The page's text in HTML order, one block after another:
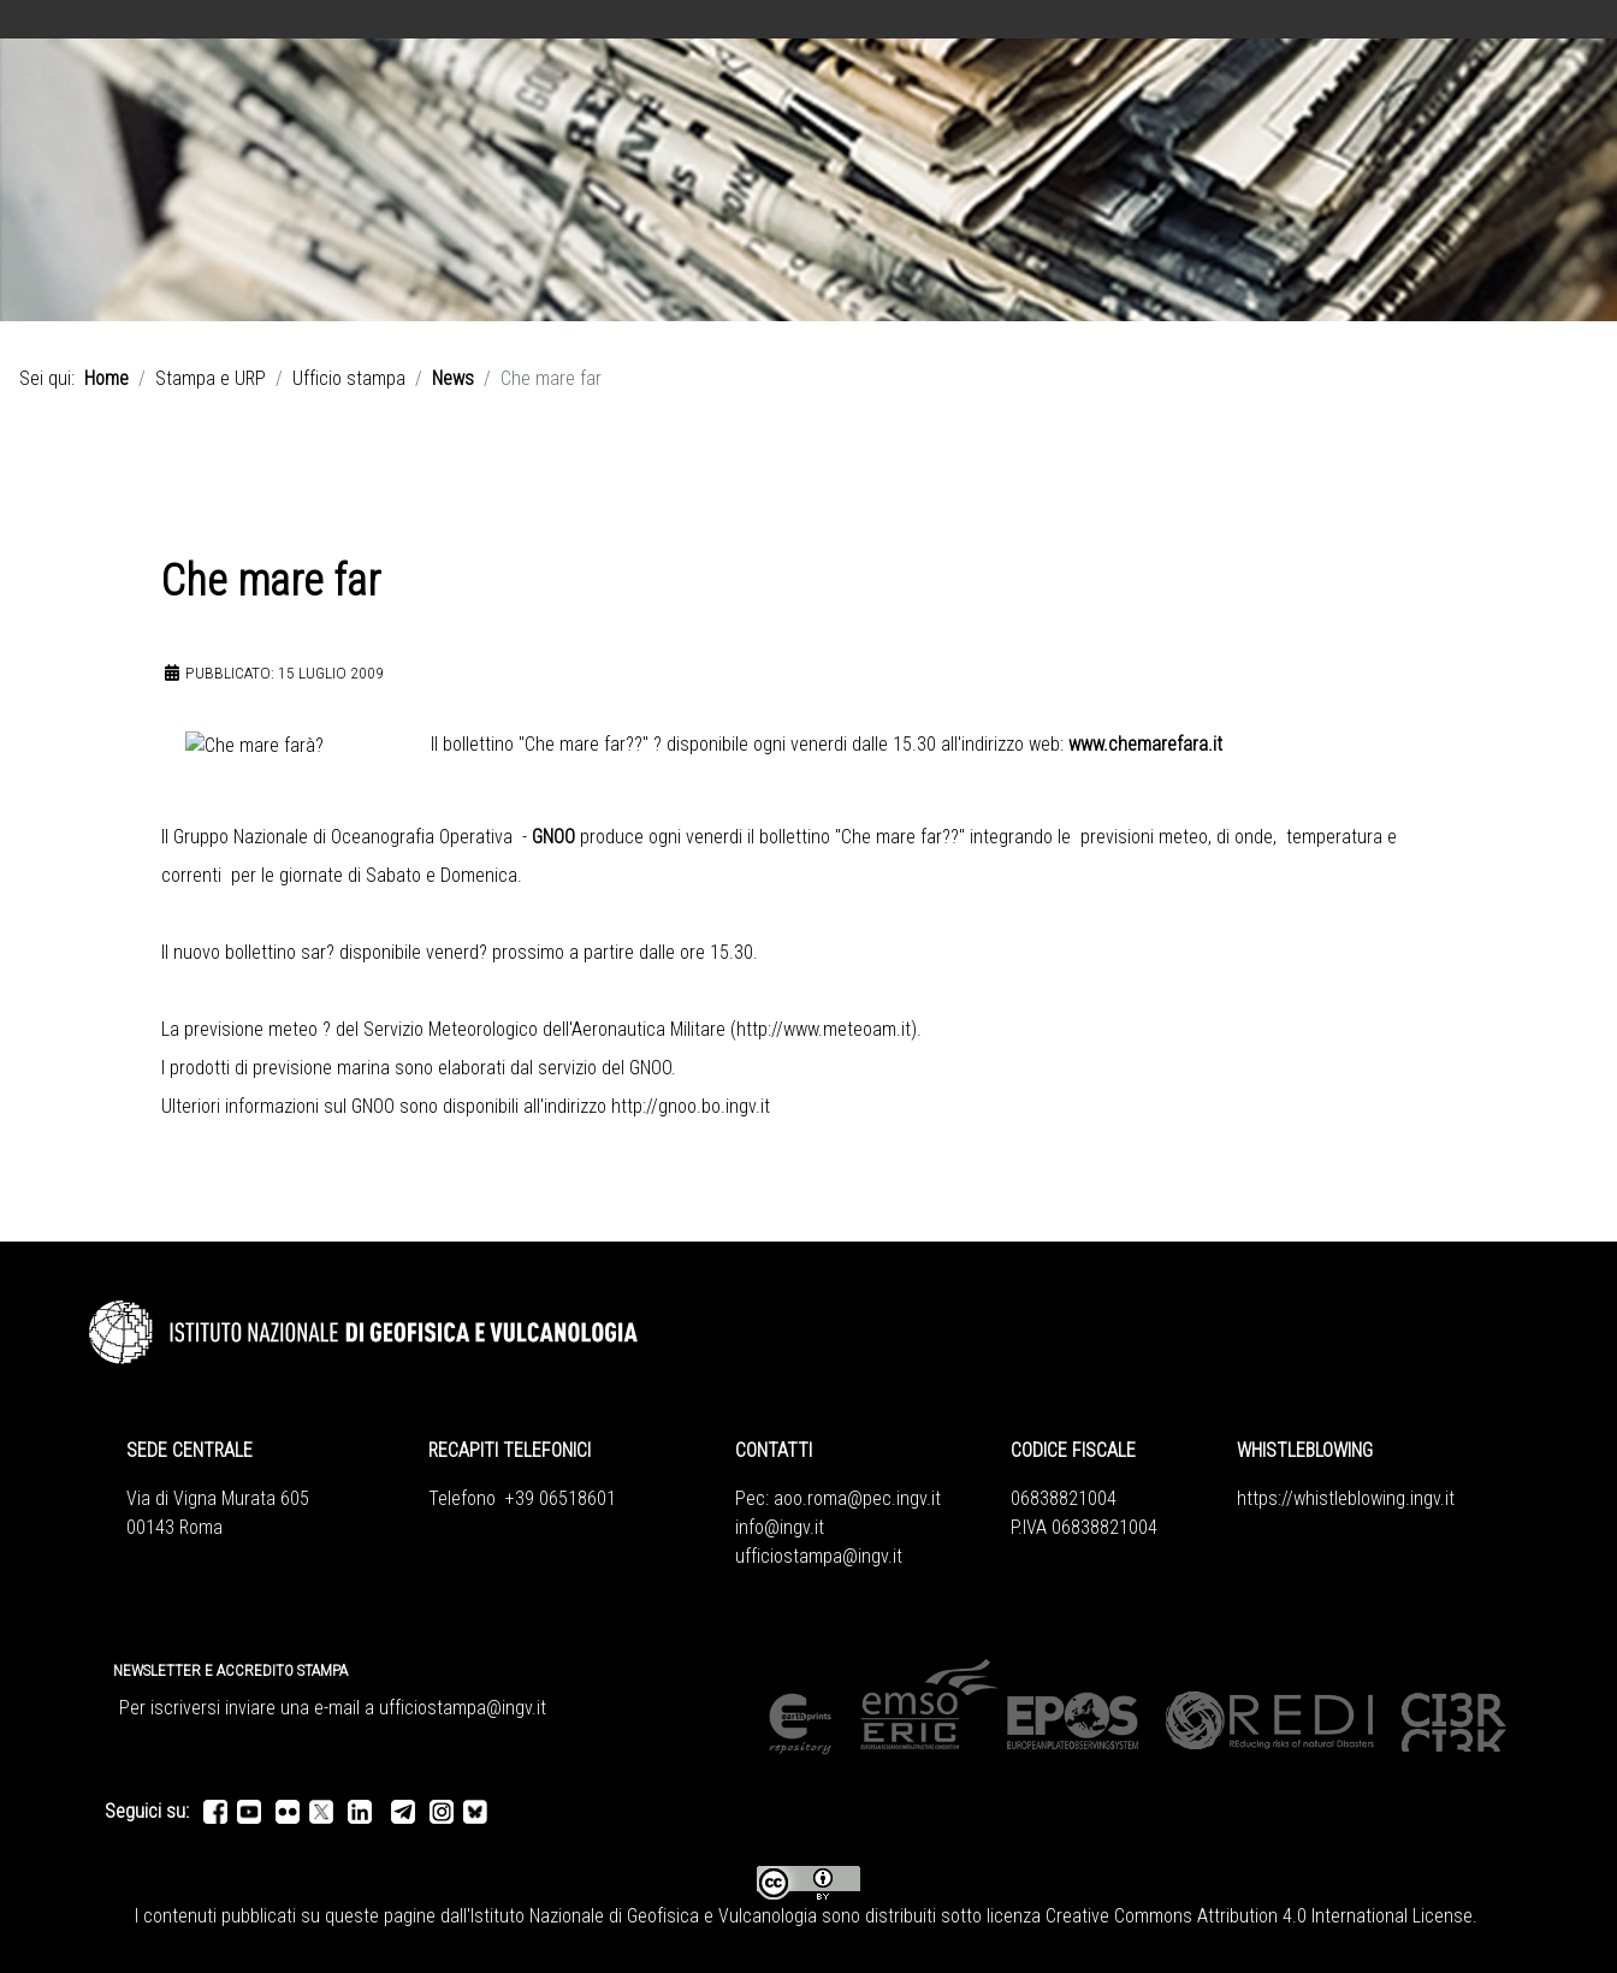
Sei qui: Home Stampa e URP Ufficio stampa News Che mare far
Che mare far
PUBBLICATO: 15 LUGLIO 2009
Il bollettino "Che mare far??" ? disponibile ogni venerdi dalle 15.30 all'indirizzo web:www.chemarefara.it
Il Gruppo Nazionale di Oceanografia Operativa - GNOO produce ogni venerdi il bollettino "Che mare far??" integrando le previsioni meteo, di onde, temperatura e
correnti per le giornate di Sabato e Domenica.
Il nuovo bollettino sar? disponibile venerd? prossimo a partire dalle ore 15.30.
La previsione meteo ? del Servizio Meteorologico dell'Aeronautica Militare (http://www.meteoam.it).
I prodotti di previsione marina sono elaborati dal servizio del GNOO.
Ulteriori informazioni sul GNOO sono disponibili all'indirizzo http://gnoo.bo.ingv.it
SEDE CENTRALE
Via di Vigna Murata 605
00143 Roma
RECAPITI TELEFONICI
Telefono +39 06518601
CONTATTI
Pec: aoo.roma@pec.ingv.it
info@ingv.it
ufficiostampa@ingv.it
CODICE FISCALE
06838821004
P.IVA 06838821004
WHISTLEBLOWING
https://whistleblowing.ingv. it
NEWSLETTER E ACCREDITO STAMPA
Per iscriversi inviare una e-mail a ufficiostampa@ingv.it
Seguici su:
I contenuti pubblicati su queste pagine dall'Istituto Nazionale di Geofisica e Vulcanologia sono distribuiti sotto licenza Creative Commons Attribution 4.0 International License